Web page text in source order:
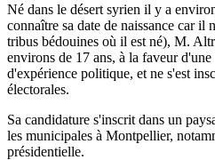
Né dans le désert syrien il y a
connaître sa date de naissance car il
tribus bédouines où il est né), M.
environs de 17 ans, à la faveur
d'expérience politique, et ne s'est
électorales.
Sa candidature s'inscrit dans un
les municipales à Montpellier,
présidentielle.